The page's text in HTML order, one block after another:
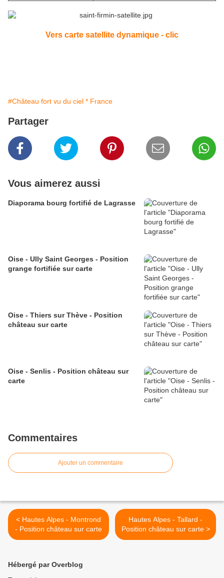
Vers carte satellite dynamique - clic
#Château fort vu du ciel * France
Partager
Vous aimerez aussi
Diaporama bourg fortifié de Lagrasse
Oise - Ully Saint Georges - Position
grange fortifiée sur carte
Oise - Thiers sur Thève - Position
château sur carte
Oise - Senlis - Position château sur
carte
Commentaires
Ajouter un commentaire
< Hautes Alpes - Montrond
- Position château sur carte
Hautes Alpes - Tallard -
Position château sur carte >
Hébergé par Overblog